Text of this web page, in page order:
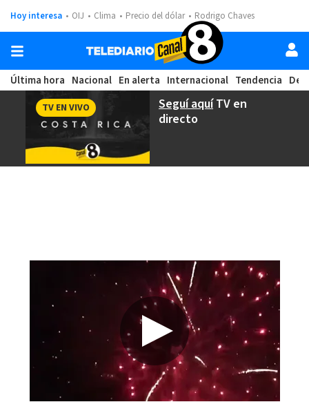
Hoy interesa OIJ Clima Precio del dólar Rodrigo Chaves
Última hora Nacional En alerta Internacional Tendencia
Seguí aquíTV en
directo
TV EN VIVO